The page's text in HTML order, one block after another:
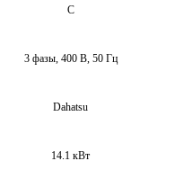
С
3 фазы, 400 В, 50 Гц
Dahatsu
14.1 кВт